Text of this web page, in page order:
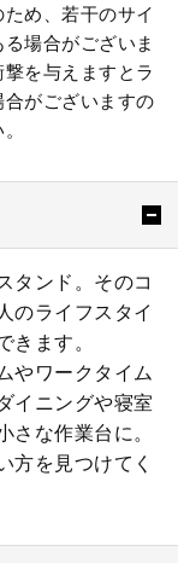
め、若干のサイ
場合がございま
を与えますとラ
がございますの
タンド。そのコ
のライフスタイ
ます。
やワークタイム
イニングや寝室
な作業台に。
方を見つけてく